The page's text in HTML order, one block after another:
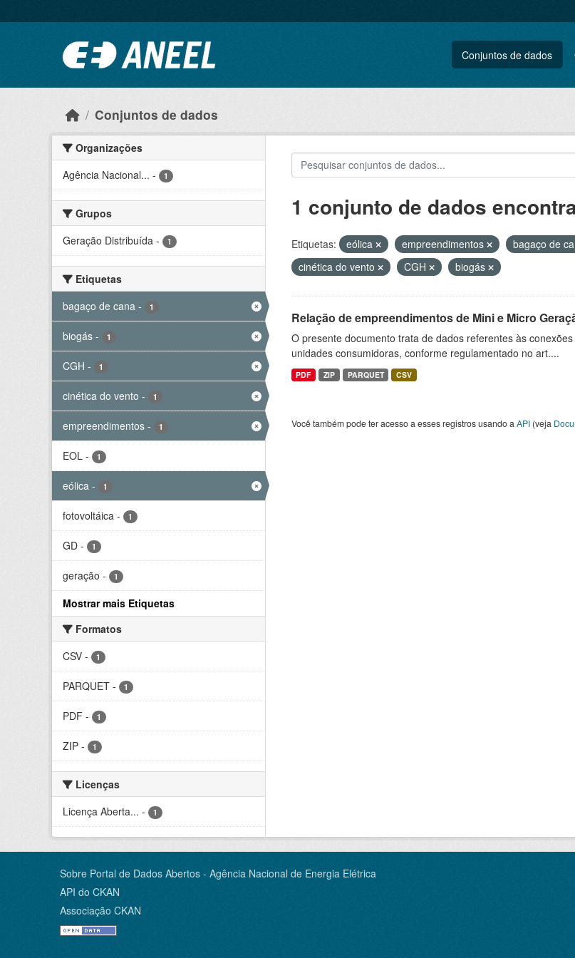
Conjuntos de dados
Conjuntos de dados
Organizações
Agência Nacional... - 1
Grupos
Geração Distribuída - 1
Etiquetas
bagaço de cana - 1
biogás - 1
CGH - 1
cinética do vento - 1
empreendimentos - 1
EOL - 1
eólica - 1
fotovoltáica - 1
GD - 1
geração - 1
Mostrar mais Etiquetas
Formatos
CSV - 1
PARQUET - 1
PDF - 1
ZIP - 1
Licenças
Licença Aberta... - 1
1 conjunto de dados
Etiquetas: eólica empreendimentos
bagaço de
cinética do vento
CGH biogás
Relação de empreendimentos de Mini e Micro
O presente documento trata de dados referentes às
unidades consumidoras, conforme regulamentado no art....
PDF ZIP PARQUET CSV
Você também pode ter acesso a esses registros usando a API(veja
Sobre Portal de Dados Abertos - Agência Nacional de Energia Elétrica
API do CKAN
Associação CKAN